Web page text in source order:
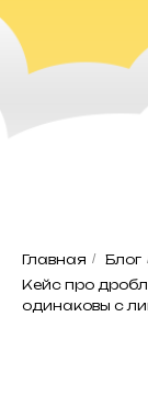
Главная / Блог
Кейс про
одинаковы с